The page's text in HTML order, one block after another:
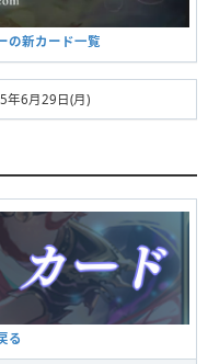
の新カード一覧
年6月29日(月)
る